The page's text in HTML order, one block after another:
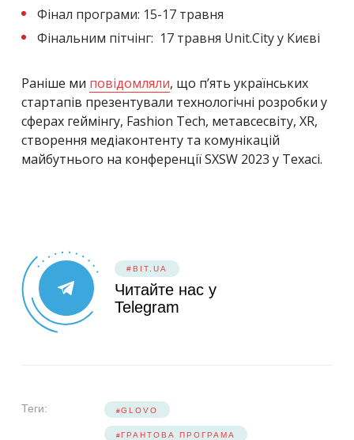
Фінал програми: 15-17 травня
Фінальним пітчінг: 17 травня Unit.City у Києві
Раніше ми повідомляли, що п’ять українських
стартапів презентували технологічні розробки у
сферах геймінгу, Fashion Tech, метавсесвіту, XR,
створення медіаконтенту та комунікацій
майбутнього на конференції SXSW 2023 у Техасі.
#BIT.UA
Читайте нас у
Telegram
Теги: GLOVO
ГРАНТОВА ПРОГРАМА